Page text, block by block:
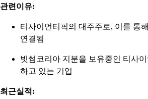
관련이유:
티사이언티픽의 대주주로, 이를 통
연결됨
빗썸코리아 지분을 보유중인 티사
하고 있는 기업
최근실적: